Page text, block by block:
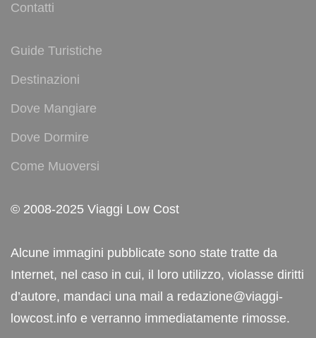
Contatti
Guide Turistiche
Destinazioni
Dove Mangiare
Dove Dormire
Come Muoversi
© 2008-2025 Viaggi Low Cost
Alcune immagini pubblicate sono state tratte da
Internet, nel caso in cui, il loro utilizzo, violasse diritti
d’autore, mandaci una mail a redazione@viaggi-
lowcost.info e verranno immediatamente rimosse.